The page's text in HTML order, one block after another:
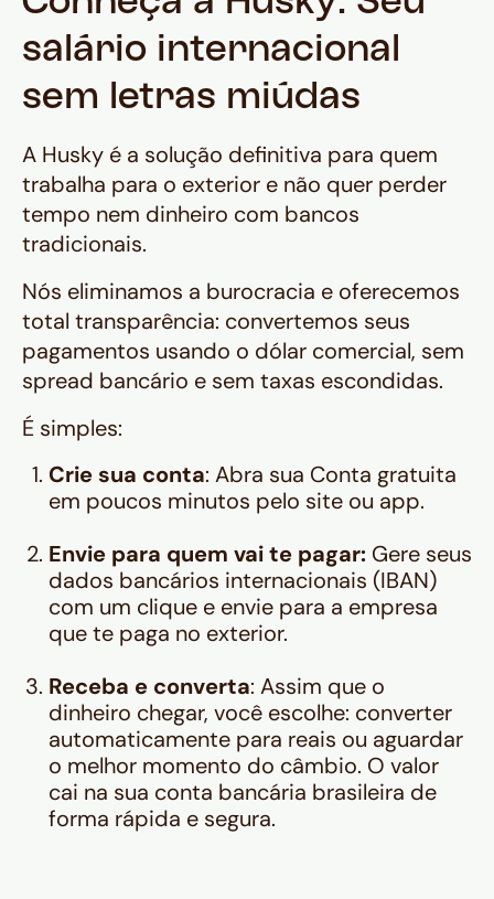
salário internacional
sem letras miúdas
A Husky é a solução definitiva para quem
trabalha para o exterior e não quer perder
tempo nem dinheiro com bancos
tradicionais.
Nós eliminamos a burocracia e oferecemos
total transparência: convertemos seus
pagamentos usando o dólar comercial, sem
spread bancário e sem taxas escondidas.
É simples:
Crie sua conta: Abra sua Conta gratuita
em poucos minutos pelo site ou app.
Envie para quem vai te pagar: Gere seus
dados bancários internacionais (IBAN)
com um clique e envie para a empresa
que te paga no exterior.
Receba e converta: Assim que o
dinheiro chegar, você escolhe: converter
automaticamente para reais ou aguardar
o melhor momento do câmbio. O valor
cai na sua conta bancária brasileira de
forma rápida e segura.